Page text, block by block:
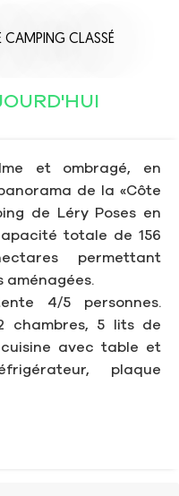
CAMPING CLASSÉ
et ombragé, en
de la «Côte
de Léry Poses en
totale de 156
permettant
aménagées.
4/5 personnes.
chambres, 5 lits de
avec table et
plaque